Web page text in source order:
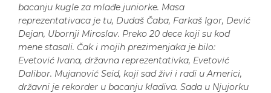
bacanju kugle za mlađe juniorke. Masa
reprezentativaca je tu, Dudaš Čaba, Farkaš Igor, Dević
Dejan, Ubornji Miroslav. Preko 20 dece koji su kod
mene stasali. Čak i mojih prezimenjaka je bilo:
Evetović Ivana, državna reprezentativka, Evetović
Dalibor. Mujanović Seid, koji sad živi i radi u Americi,
državni je rekorder u bacanju kladiva. Sada u Njujorku